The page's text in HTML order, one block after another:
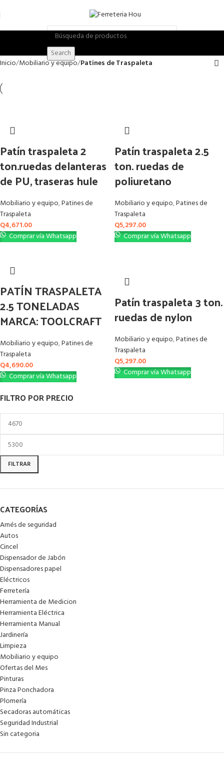
Search
FILTRO POR PRECIO
FILTRAR
CATEGORÍAS
Arnés de seguridad
Autos
Cincel
Dispensador de Jabón
Dispensadores papel
Eléctricos
Ferretería
Herramienta de Medicion
Herramienta Eléctrica
Herramienta Manual
Jardinería
Limpieza
Mobiliario y equipo
Ofertas del Mes
Pinturas
Pinza Ponchadora
Plomería
Secadoras automáticas
Seguridad Industrial
Sin categoria
Inicio Mobiliario y equipo Patines de Traspaleta
Patín traspaleta 2
ton.ruedas delanteras
de PU, traseras hule
Mobiliario y equipo,Patines de
Traspaleta
Q4,671.00
Comprar vía Whatsapp
Patín traspaleta 2.5
ton. ruedas de
poliuretano
Mobiliario y equipo,Patines de
Traspaleta
Q5,297.00
Comprar vía Whatsapp
PATÍN TRASPALETA
2.5 TONELADAS
MARCA: TOOLCRAFT
Mobiliario y equipo,Patines de
Traspaleta
Q4,690.00
Comprar vía Whatsapp
Patín traspaleta 3 ton.
ruedas de nylon
Mobiliario y equipo,Patines de
Traspaleta
Q5,297.00
Comprar vía Whatsapp